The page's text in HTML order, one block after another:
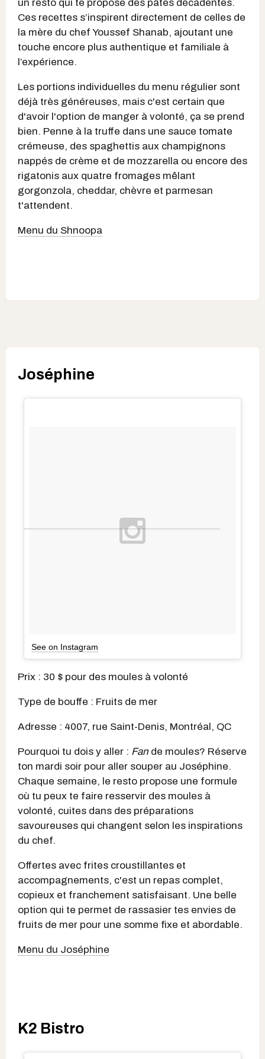
un resto qui te propose des pâtes décadentes.
Ces recettes s’inspirent directement de celles de
la mère du chef Youssef Shanab, ajoutant une
touche encore plus authentique et familiale à
l’expérience.
Les portions individuelles du menu régulier sont
déjà très généreuses, mais c'est certain que
d'avoir l'option de manger à volonté, ça se prend
bien. Penne à la truffe dans une sauce tomate
crémeuse, des spaghettis aux champignons
nappés de crème et de mozzarella ou encore des
rigatonis aux quatre fromages mêlant
gorgonzola, cheddar, chèvre et parmesan
t'attendent.
Menu du Shnoopa
Joséphine
See on Instagram
Prix : 30 $ pour des moules à volonté
Type de bouffe : Fruits de mer
Adresse : 4007, rue Saint-Denis, Montréal, QC
Pourquoi tu dois y aller : Fan de moules? Réserve
ton mardi soir pour aller souper au Joséphine.
Chaque semaine, le resto propose une formule
où tu peux te faire resservir des moules à
volonté, cuites dans des préparations
savoureuses qui changent selon les inspirations
du chef.
Offertes avec frites croustillantes et
accompagnements, c'est un repas complet,
copieux et franchement satisfaisant. Une belle
option qui te permet de rassasier tes envies de
fruits de mer pour une somme fixe et abordable.
Menu du Joséphine
K2 Bistro